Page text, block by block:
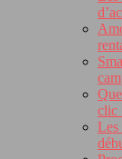
clic
Les